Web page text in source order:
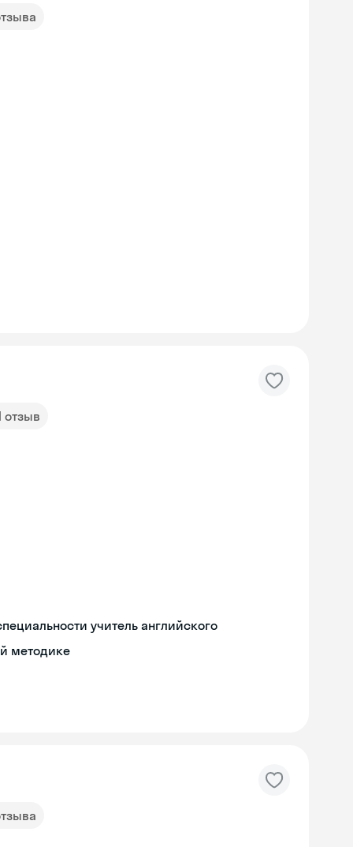
отзыв
учитель английского
методике